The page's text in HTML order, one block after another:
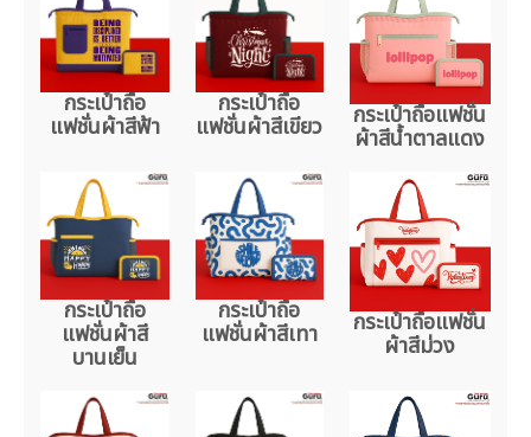
กระเป๋าถือ
แฟชั่นผ้าสีฟ้า
กระเป๋าถือ
แฟชั่นผ้าสีเขียว กระเป๋าถือแฟชั่น
ผ้าสีน้ำตาลแดง
กระเป๋าถือ
แฟชั่นผ้าสี
บานเย็น
กระเป๋าถือ
แฟชั่นผ้าสีเทา กระเป๋าถือแฟชั่น
ผ้าสีม่วง